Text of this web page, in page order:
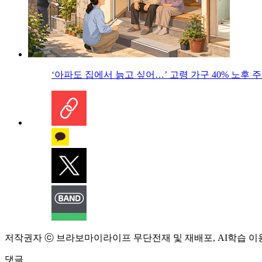
‘아파도 집에서 늙고 싶어…’ 고령 가구 40% 노후
저작권자 ⓒ 브라보마이라이프 무단전재 및 재배포, AI학습 이
댓글